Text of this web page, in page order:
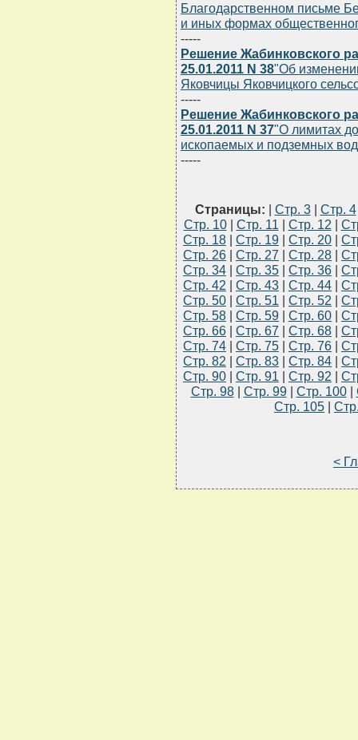
Благодарственном письме
и иных формах
-----
Решение Жабинковского
25.01.2011 N 38"Об
Яковчицы Яковчицкого
-----
Решение Жабинковского
25.01.2011 N 37"О лимитах
ископаемых и подземных
-----
Страницы: | Стр. 3| Стр. 4
Стр. 10| Стр. 11 | Стр. 12 |
Стр. 18 | Стр. 19 | Стр. 20 |
Стр. 26 | Стр. 27 | Стр. 28 |
Стр. 34 | Стр. 35 | Стр. 36 |
Стр. 42 | Стр. 43 | Стр. 44 |
Стр. 50 | Стр. 51 | Стр. 52 |
Стр. 58 | Стр. 59 | Стр. 60 |
Стр. 66 | Стр. 67 | Стр. 68 |
Стр. 74 | Стр. 75 | Стр. 76 |
Стр. 82 | Стр. 83 | Стр. 84 |
Стр. 90 | Стр. 91 | Стр. 92 |
Стр. 98| Стр. 99| Стр. 100|
Стр. 105 |
<